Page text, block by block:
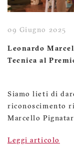
09 Giugno 2025
Leonardo
Tecnica al
Siamo lieti di
riconoscimento
Marcello
Leggi articolo